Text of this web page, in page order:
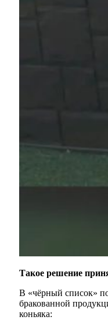
Такое решение
В «чёрный список»
бракованной
коньяка: